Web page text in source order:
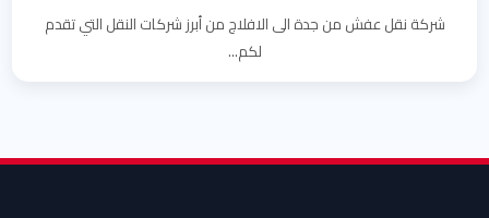
شركة نقل عفش من جدة الى الافلاج من أبرز شركات النقل التي تقدم
لكم...